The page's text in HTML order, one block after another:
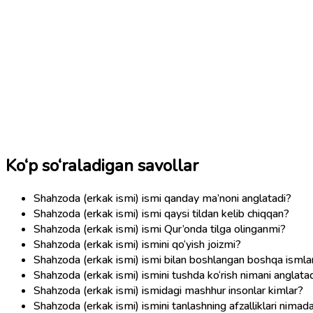
Ko‘p so‘raladigan savollar
Shahzoda (erkak ismi) ismi qanday ma’noni anglatadi?
Shahzoda (erkak ismi) ismi qaysi tildan kelib chiqqan?
Shahzoda (erkak ismi) ismi Qur’onda tilga olinganmi?
Shahzoda (erkak ismi) ismini qo‘yish joizmi?
Shahzoda (erkak ismi) ismi bilan boshlangan boshqa
Shahzoda (erkak ismi) ismini tushda ko‘rish nimani
Shahzoda (erkak ismi) ismidagi mashhur insonlar kimlar?
Shahzoda (erkak ismi) ismini tanlashning afzalliklari